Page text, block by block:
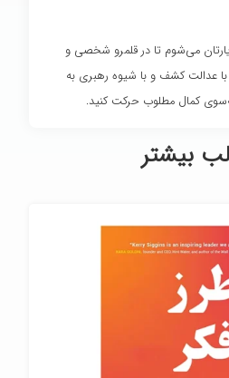
می‌شوم تا در قلمرو شخصی و
عدالت کشف و با شیوه رهبری به
کمال مطلوب حرکت کنید.
بیشتر